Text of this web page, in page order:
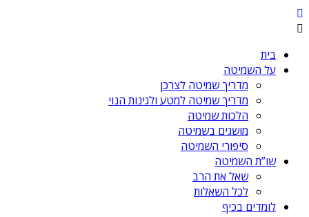
בית
על השמיטה
מדריך שמיטה לצרכן
מדריך שמיטה למטע ולגינות הנוי
הלכות שמיטה
מושגים בשמיטה
סיפורי השמיטה
שו”ת השמיטה
שאל את הרב
לכל השאלות
לומדים בכיף